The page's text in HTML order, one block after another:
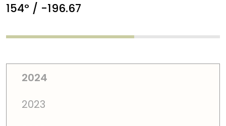
154º / -196.67
2024
2023